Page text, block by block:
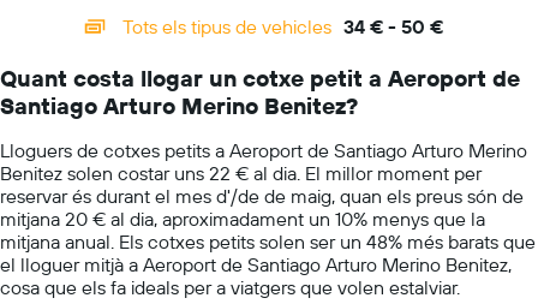
econòmic
empreses
indicades
categories.
categories.
The
has
1
Y
axis
displaying
values.
Range:
Tots els tipus de vehicles 34 € - 50 €
Quant costa llogar un cotxe petit a Aeroport de
Santiago Arturo Merino Benitez?
Lloguers de cotxes petits a Aeroport de Santiago Arturo Merino
Benitez solen costar uns 22 € al dia. El millor moment per
reservar és durant el mes d'/de de maig, quan els preus són de
mitjana 20 € al dia, aproximadament un 10% menys que la
mitjana anual. Els cotxes petits solen ser un 48% més barats que
el lloguer mitjà a Aeroport de Santiago Arturo Merino Benitez,
cosa que els fa ideals per a viatgers que volen estalviar.